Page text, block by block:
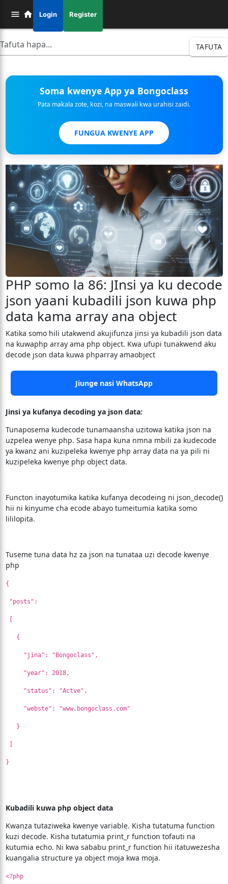
Login Register
TAFUTA
Soma kwenye App ya Bongoclass
Pata makala zote, kozi, na maswali kwa urahisi zaidi.
FUNGUA KWENYE APP
PHP somo la 86: JInsi ya ku decode
json yaani kubadili json kuwa php
data kama array ana object
Katika somo hili utakwend akujifunza jinsi ya kubadili json data
na kuwaphp array ama php object. Kwa ufupi tunakwend aku
decode json data kuwa phparray amaobject
Jiunge nasi WhatsApp
Jinsi ya kufanya decoding ya json data:
Tunaposema kudecode tunamaansha uzitowa katika json na
uzpelea wenye php. Sasa hapa kuna nmna mbili za kudecode
ya kwanz ani kuzipeleka kwenye php array data na ya pili ni
kuzipeleka kwenye php object data.
Functon inayotumika katika kufanya decodeing ni json_decode()
hii ni kinyume cha ecode abayo tumeitumia katika somo
lililopita.
Tuseme tuna data hz za json na tunataa uzi decode kwenye
php
{
"posts":
{
"jina": "Bongoclass",
"year": 2018,
"status": "Actve",
"webste": "www.bongoclass.com"
}
}
Kubadili kuwa php object data
Kwanza tutaziweka kwenye variable. Kisha tutatuma function
kuzi decode. Kisha tutatumia print_r function tofauti na
kutumia echo. Ni kwa sababu print_r function hii itatuwezesha
kuangalia structure ya object moja kwa moja.
<?php